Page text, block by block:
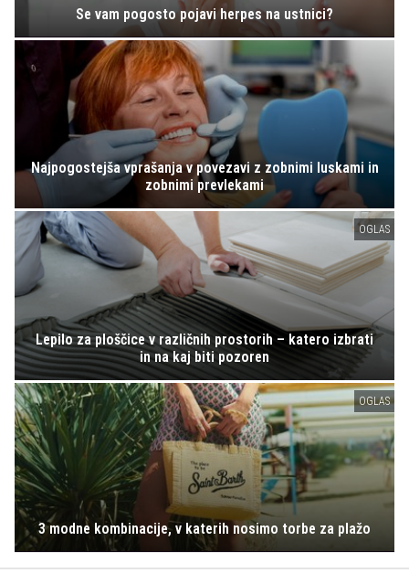
Se vam pogosto pojavi herpes na ustnici?
Najpogostejša vprašanja v povezavi z zobnimi luskami in
zobnimi prevlekami
OGLAS
Lepilo za ploščice v različnih prostorih – katero izbrati
in na kaj biti pozoren
OGLAS
3 modne kombinacije, v katerih nosimo torbe za plažo